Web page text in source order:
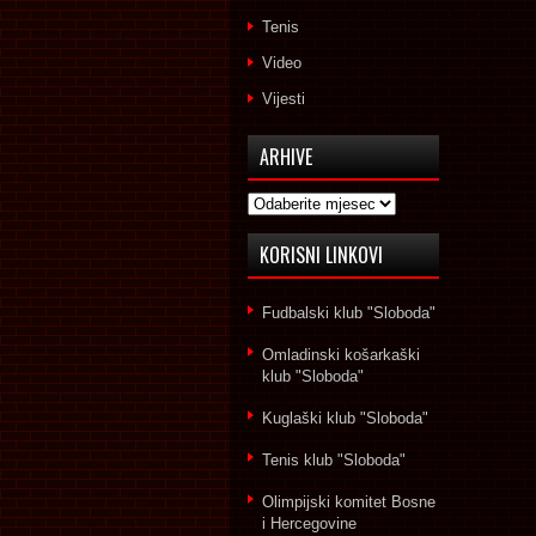
Tenis
Video
Vijesti
ARHIVE
Arhive
KORISNI LINKOVI
Fudbalski klub "Sloboda"
Omladinski košarkaški
klub "Sloboda"
Kuglaški klub "Sloboda"
Tenis klub "Sloboda"
Olimpijski komitet Bosne
i Hercegovine